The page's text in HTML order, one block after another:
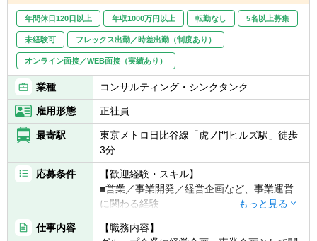
求人情報
年間休日120日以上 年収1000万円以上 転勤なし 5名以上募集
未経験可 フレックス出勤／時差出勤（制度あり）
オンライン面接／WEB面接（実績あり）
業種 コンサルティング・シンクタンク
雇用形態 正社員
最寄駅
東京メトロ日比谷線「虎ノ門ヒルズ駅」徒歩
3分
応募条件
【歓迎経験・スキル】
■営業／事業開発／経営企画など、事業運営
に関わる経験
■長期的な信頼関係を築く営業経験
（総合商社・専門商社・広告代理店・BtoB営
仕事内容
【職務内容】